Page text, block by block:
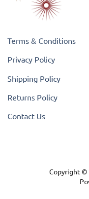
Terms & Conditions
Privacy Policy
Shipping Policy
Returns Policy
Contact Us
Copyright ©